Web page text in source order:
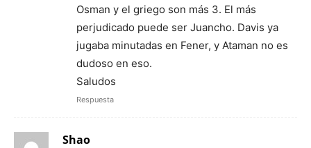
Osman y el griego son más 3. El más
perjudicado puede ser Juancho. Davis ya
jugaba minutadas en Fener, y Ataman no es
dudoso en eso.
Saludos
Respuesta
Shao